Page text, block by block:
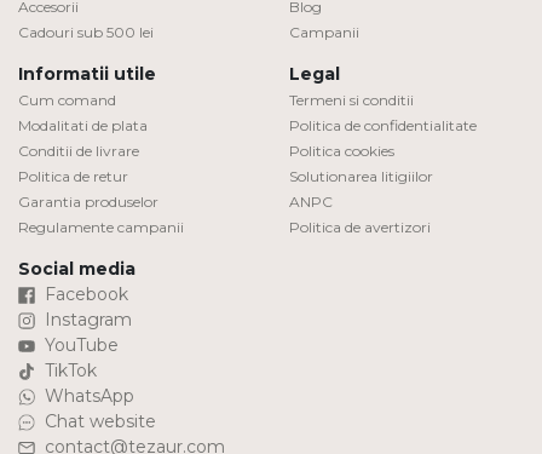
Accesorii
Cadouri sub 500 lei
Blog
Campanii
Informatii utile
Cum comand
Modalitati de plata
Conditii de livrare
Politica de retur
Garantia produselor
Regulamente campanii
Legal
Termeni si conditii
Politica de confidentialitate
Politica cookies
Solutionarea litigiilor
ANPC
Politica de avertizori
Social media
Facebook
Instagram
YouTube
TikTok
WhatsApp
Chat website
contact@tezaur.com